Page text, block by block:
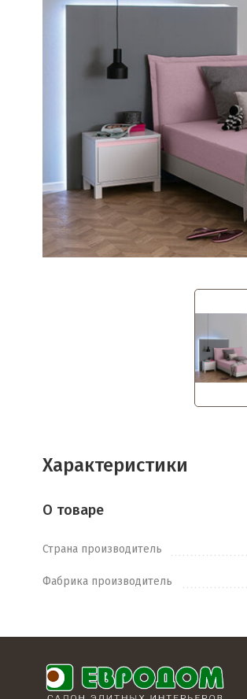
Характеристики
О товаре
Страна производитель
Фабрика производитель